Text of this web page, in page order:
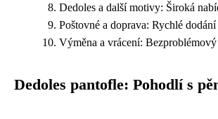
Dedoles a další motivy: Široká
Poštovné a doprava: Rychlé dodání
Výměna a vrácení: Bezproblémový
Dedoles pantofle: Pohodlí s